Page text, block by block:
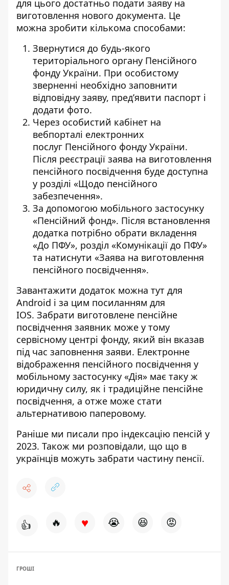
для цього достатньо подати заяву на
виготовлення нового документа. Це
можна зробити кількома способами:
Звернутися до будь-якого
територіального органу Пенсійного
фонду України. При особистому
зверненні необхідно заповнити
відповідну заяву, пред’явити паспорт і
додати фото.
Через особистий кабінет на
вебпорталі електронних
послуг Пенсійного фонду України.
Після реєстрації заява на виготовлення
пенсійного посвідчення буде доступна
у розділі «Щодо пенсійного
забезпечення».
За допомогою мобільного застосунку
«Пенсійний фонд». Після встановлення
додатка потрібно обрати вкладення
«До ПФУ», розділ «Комунікації до ПФУ»
та натиснути «Заява на виготовлення
пенсійного посвідчення».
Завантажити додаток можна тут для
Android і за цим посиланням для
IOS. Забрати виготовлене пенсійне
посвідчення заявник може у тому
сервісному центрі фонду, який він вказав
під час заповнення заяви. Електронне
відображення пенсійного посвідчення у
мобільному застосунку «Дія» має таку ж
юридичну силу, як і традиційне пенсійне
посвідчення, а отже може стати
альтернативою паперовому.
Раніше ми писали про індексацію пенсій у
2023. Також ми розповідали, що що в
українців можуть забрати частину пенсії.
👍 🔥 ♥ 😭 😆 😡
ГРОШІ